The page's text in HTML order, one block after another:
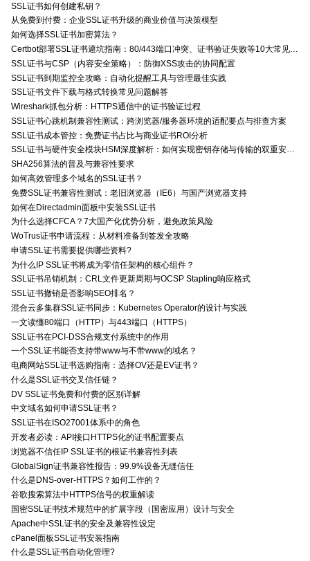
SSL证书如何创建私钥？
从免费到付费：企业SSL证书升级的商业价值与决策模型
如何选择SSL证书加密算法？
Certbot部署SSL证书避坑指南：80/443端口冲突、证书验证失败等10大常见问题解决方案
SSL证书与CSP（内容安全策略）：防御XSS攻击的协同配置
SSL证书到期监控全攻略：自动化提醒工具与管理最佳实践
SSL证书文件下载与格式转换常见问题解答
Wireshark抓包分析：HTTPS通信中的证书验证过程
SSL证书心跳机制兼容性测试：跨浏览器/服务器环境的适配要点与排查方案
SSL证书成本管控：免费证书占比与商业证书ROI分析
SSL证书与硬件安全模块HSM深度解析：如何实现密钥存储与传输的双重安全防护？
SHA256算法的普及与兼容性要求
如何高效管理多个域名的SSL证书？
免费SSL证书兼容性测试：老旧浏览器（IE6）与国产浏览器支持
如何在Directadmin面板中安装SSL证书
为什么选择CFCA？7大国产化优势分析，避免政策风险
WoTrus证书申请流程：从材料准备到签发全攻略
申请SSL证书需要提供哪些资料?
为什么IP SSL证书将成为零信任架构的核心组件？
SSL证书吊销机制：CRL文件更新周期与OCSP Stapling响应格式
SSL证书撤销是否影响SEO排名？
混合云多集群SSL证书同步：Kubernetes Operator的设计与实践
一文读懂80端口（HTTP）与443端口（HTTPS）
SSL证书在PCI-DSS合规支付系统中的作用
一个SSL证书能否支持带www与不带www的域名？
电商网站SSL证书选购指南：选择OV还是EV证书？
什么是SSL证书交叉信任链？
DV SSL证书免费和付费的区别详解
中文域名如何申请SSL证书？
SSL证书在ISO27001体系中的角色
开发者必读：API接口HTTPS化的证书配置要点
浏览器不信任IP SSL证书的根证书兼容性列表
GlobalSign证书兼容性报告：99.9%设备无缝信任
什么是DNS-over-HTTPS？如何工作的？
谷歌搜索算法中HTTPS信号的权重解读
国密SSL证书技术规范中的扩展字段（国密应用）设计与安全
Apache中SSL证书的安全及兼容性设定
cPanel面板SSL证书安装指南
什么是SSL证书自动化管理?